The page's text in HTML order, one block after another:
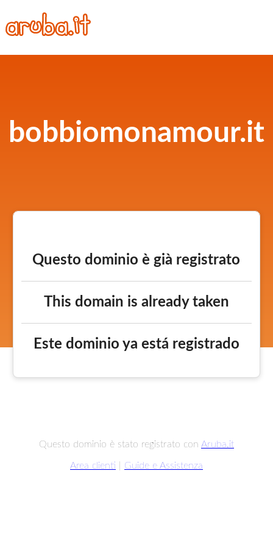
bobbiomonamour.it
Questo dominio è già registrato
This domain is already taken
Este dominio ya está registrado
Questo dominio è stato registrato con Aruba.it
Area clienti Guide e Assistenza